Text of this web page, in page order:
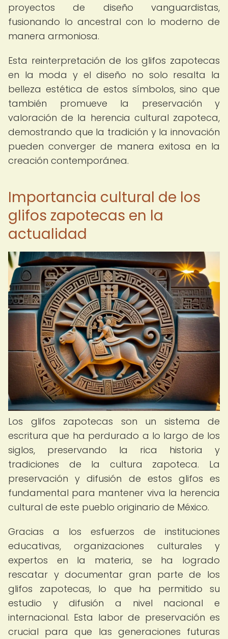
proyectos de diseño vanguardistas,
fusionando lo ancestral con lo moderno de
manera armoniosa.
Esta reinterpretación de los glifos zapotecas
en la moda y el diseño no solo resalta la
belleza estética de estos símbolos, sino que
también promueve la preservación y
valoración de la herencia cultural zapoteca,
demostrando que la tradición y la innovación
pueden converger de manera exitosa en la
creación contemporánea.
Importancia cultural de los
glifos zapotecas en la
actualidad
Los glifos zapotecas son un sistema de
escritura que ha perdurado a lo largo de los
siglos, preservando la rica historia y
tradiciones de la cultura zapoteca. La
preservación y difusión de estos glifos es
fundamental para mantener viva la herencia
cultural de este pueblo originario de México.
Gracias a los esfuerzos de instituciones
educativas, organizaciones culturales y
expertos en la materia, se ha logrado
rescatar y documentar gran parte de los
glifos zapotecas, lo que ha permitido su
estudio y difusión a nivel nacional e
internacional. Esta labor de preservación es
crucial para que las generaciones futuras